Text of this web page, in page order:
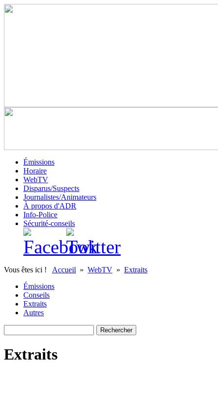
Émissions
Horaire
WebTV
Disparus/Suspects
Journalistes/Animateurs
À propos d'ADR
Info-Police
Sécurité-conseils
Vous êtes ici ! Accueil » WebTV » Extraits
Émissions
Conseils
Extraits
Autres
Extraits